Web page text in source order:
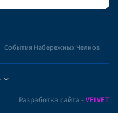
События Набережных Челнов
Разработка сайта -VELVET